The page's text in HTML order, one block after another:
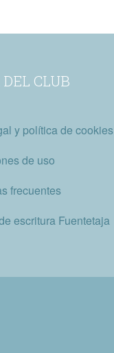
CLUB
y política de cookies
de uso
frecuentes
escritura Fuentetaja